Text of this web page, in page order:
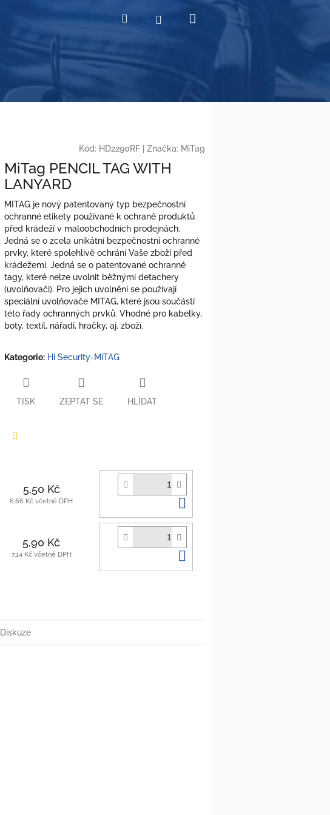
Hledat PřihlášeníNákupní
košík
Kód: HD2290RF Značka: MiTag
MiTag PENCIL TAG WITH
LANYARD
MITAG je nový patentovaný typ bezpečnostní
ochranné etikety používané k ochraně produktů
před krádeží v maloobchodních prodejnách.
Jedná se o zcela unikátní bezpečnostní ochranné
prvky, které spolehlivě ochrání Vaše zboží před
krádežemi. Jedná se o patentované ochranné
tagy, které nelze uvolnit běžnými detachery
(uvolňovači). Pro jejich uvolnění se používají
speciální uvolňovače MITAG, které jsou součástí
této řady ochranných prvků. Vhodné pro kabelky,
boty, textil, nářadí, hračky, aj. zboží.
Kategorie: Hi Security-MiTAG
TISK ZEPTAT SE HLÍDAT
5,50 Kč
6,66 Kč včetně DPH
košíku
5,90 Kč
7,14 Kč včetně DPH
košíku
Diskuze